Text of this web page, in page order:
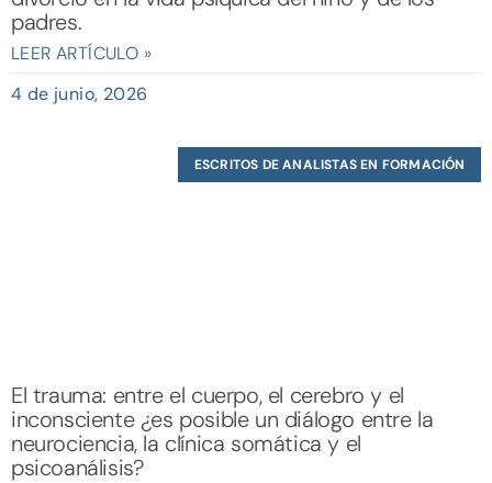
padres.
LEER ARTÍCULO »
4 de junio, 2026
ESCRITOS DE ANALISTAS EN FORMACIÓN
El trauma: entre el cuerpo, el cerebro y el
inconsciente ¿es posible un diálogo entre la
neurociencia, la clínica somática y el
psicoanálisis?